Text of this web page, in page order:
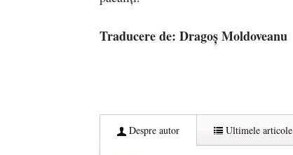
Traducere de: Dragoș Moldoveanu
Despre autor Ultimele articole